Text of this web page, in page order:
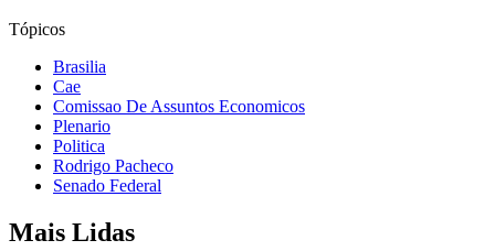
Tópicos
Brasilia
Cae
Comissao De Assuntos Economicos
Plenario
Politica
Rodrigo Pacheco
Senado Federal
Mais Lidas